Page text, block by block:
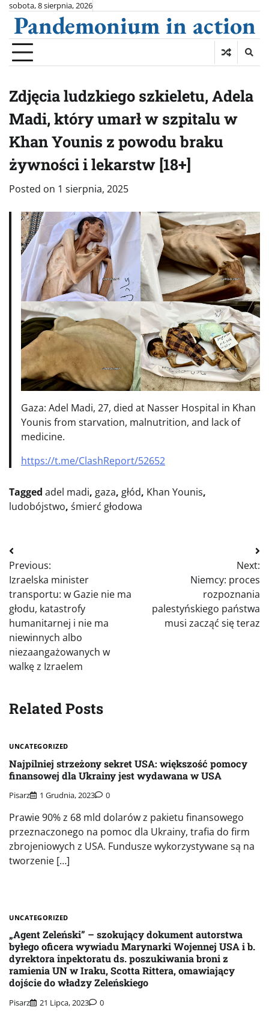
Skip
content
sobota, 8 sierpnia, 2026
Pandemonium in action
Zdjęcia ludzkiego szkieletu, Adela
Madi, który umarł w szpitalu w
Khan Younis z powodu braku
żywności i lekarstw [18+]
Posted on 1 sierpnia, 2025
Gaza: Adel Madi, 27, died at Nasser Hospital in Khan
Younis from starvation, malnutrition, and lack of
medicine.
https://t.me/ClashReport/52652
Tagged adel madi, gaza, głód, Khan Younis,
ludobójstwo, śmierć głodowa
Nawigacja
wpisu
Previous:
Izraelska minister
transportu: w Gazie nie ma
głodu, katastrofy
humanitarnej i nie ma
niewinnych albo
niezaangażowanych w
walkę z Izraelem
Next:
Niemcy: proces
rozpoznania
palestyńskiego państwa
musi zacząć się teraz
Related Posts
UNCATEGORIZED
Najpilniej strzeżony sekret USA: większość pomocy
finansowej dla Ukrainy jest wydawana w USA
Pisarz 1 Grudnia, 2023 0
Prawie 90% z 68 mld dolarów z pakietu finansowego
przeznaczonego na pomoc dla Ukrainy, trafia do firm
zbrojeniowych z USA. Fundusze wykorzystywane są na
tworzenie […]
UNCATEGORIZED
„Agent Zeleński” – szokujący dokument autorstwa
byłego oficera wywiadu Marynarki Wojennej USA i b.
dyrektora inpektoratu ds. poszukiwania broni z
ramienia UN w Iraku, Scotta Rittera, omawiający
dojście do władzy Zeleńskiego
Pisarz 21 Lipca, 2023 0